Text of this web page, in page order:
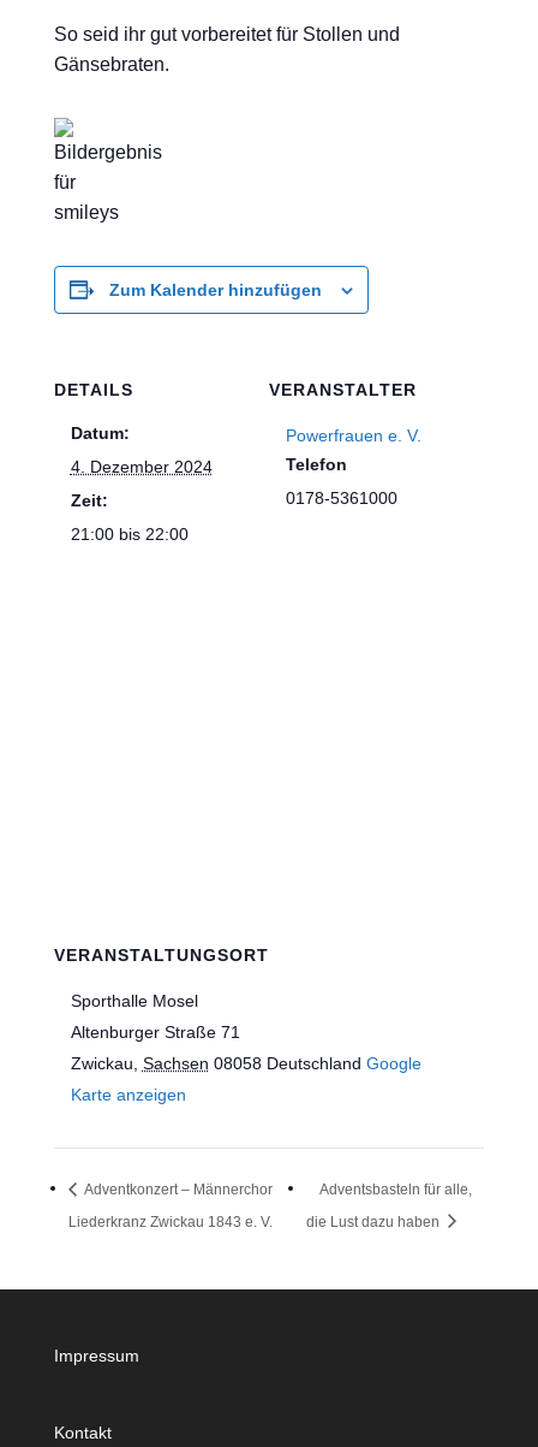
So seid ihr gut vorbereitet für Stollen und
Gänsebraten.
Zum Kalender hinzufügen
DETAILS
Datum:
4. Dezember 2024
Zeit:
21:00 bis 22:00
VERANSTALTER
Powerfrauen e. V.
Telefon
0178-5361000
VERANSTALTUNGSORT
Sporthalle Mosel
Altenburger Straße 71
Zwickau, Sachsen 08058 Deutschland Google
Karte anzeigen
Adventkonzert – Männerchor
Liederkranz Zwickau 1843 e. V.
Adventsbasteln für alle,
die Lust dazu haben
Impressum
Kontakt